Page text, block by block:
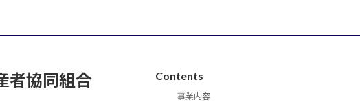
者協同組合 Contents
事業内容